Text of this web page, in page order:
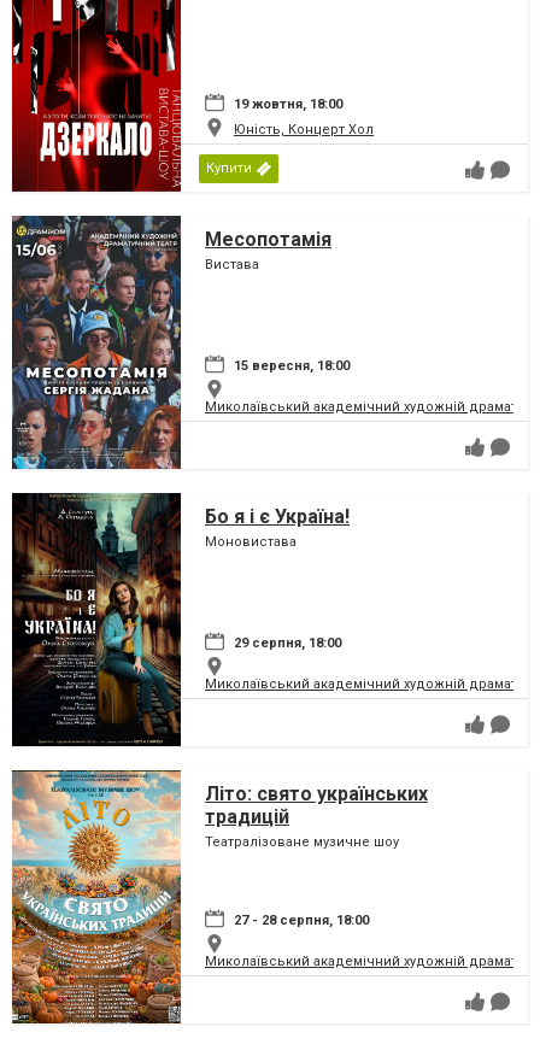
19 жовтня, 18:00
Юність, Концерт Хол
Купити
Месопотамія
Вистава
15 вересня, 18:00
Миколаївський академічний художній
Бо я і є Україна!
Моновистава
29 серпня, 18:00
Миколаївський академічний художній
Літо: свято українських
традицій
Театралізоване музичне шоу
27 - 28 серпня, 18:00
Миколаївський академічний художній